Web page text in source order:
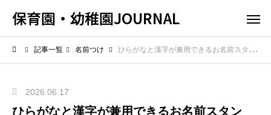
保育園・幼稚園JOURNAL
記事一覧 名前つけ ひらがなと漢字が兼用できるお名前スタンプ！長く使えてコスパ最強
2026.06.17
ひらがなと漢字が兼用できるお名前スタン